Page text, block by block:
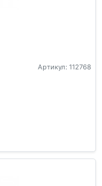
Артикул: 112768